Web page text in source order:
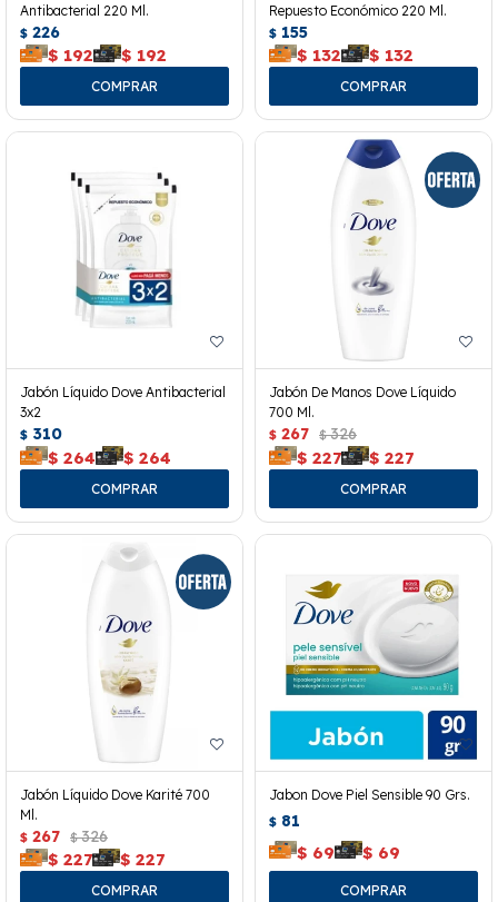
Antibacterial 220 Ml.
$ 226
$ 192 $ 192
Repuesto Económico 220 Ml.
$ 155
$ 132 $ 132
Jabón Líquido Dove Antibacterial
3x2
$ 310
$ 264 $ 264
Jabón De Manos Dove Líquido
700 Ml.
$ 267 $ 326
$ 227 $ 227
Jabón Líquido Dove Karité 700
Ml.
$ 267 $ 326
$ 227 $ 227
Jabon Dove Piel Sensible 90 Grs.
$ 81
$ 69 $ 69